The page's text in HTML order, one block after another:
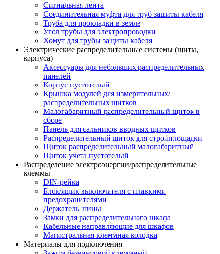
Сигнальная лента
Соединительная муфта для труб защиты кабеля
Труба для прокладки в земле
Угол трубы для электропроводки
Хомут для трубы защиты кабеля
Электрические распределительные системы (щиты,
корпуса)
Аксессуары для небольших распределительных
панелей
Корпус пустотелый
Крышка модулей для измерительных/
распределительных щитков
Малогабаритный распределительный щиток в
сборе
Панель для сальников вводных щитков
Распределительный щиток для стройплощадки
Щиток распределительный малогабаритный
Щиток учета пустотелый
Распределение электроэнергии/распределительные
клеммы
DIN-рейка
Блок/ящик выключателя с плавкими
предохранителями
Держатель шины
Замки для распределительного шкафа
Кабельные направляющие для шкафов
Магистральная клеммная колодка
Материалы для подключения